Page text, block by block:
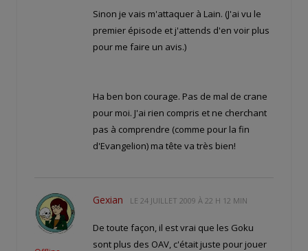
Sinon je vais m'attaquer à Lain. (J'ai vu le
premier épisode et j'attends d'en voir plus
pour me faire un avis.)
Ha ben bon courage. Pas de mal de crane
pour moi. J'ai rien compris et ne cherchant
pas à comprendre (comme pour la fin
d'Evangelion) ma tête va très bien!
Gexian LE 24 JUILLET 2009 À 22 H 12 MIN
De toute façon, il est vrai que les Goku
sont plus des OAV, c'était juste pour jouer